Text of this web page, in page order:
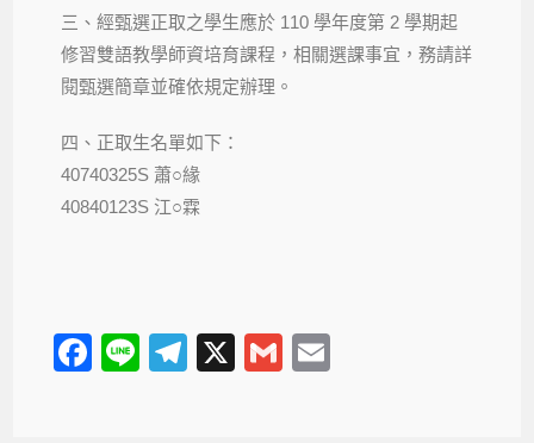
三、經甄選正取之學生應於 110 學年度第 2 學期起
修習雙語教學師資培育課程，相關選課事宜，務請詳
閱甄選簡章並確依規定辦理。
四、正取生名單如下：
40740325S 蕭○緣
40840123S 江○霖
F
Li
T
X
G